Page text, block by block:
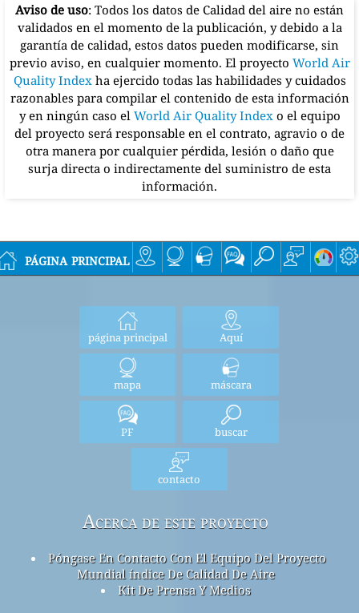
Aviso de uso: Todos los datos de Calidad del aire no están
validados en el momento de la publicación, y debido a la
garantía de calidad, estos datos pueden modificarse, sin
previo aviso, en cualquier momento. El proyecto World Air
Quality Index ha ejercido todas las habilidades y cuidados
razonables para compilar el contenido de esta información
y en ningún caso el World Air Quality Index o el equipo
del proyecto será responsable en el contrato, agravio o de
otra manera por cualquier pérdida, lesión o daño que
surja directa o indirectamente del suministro de esta
información.
página principal
página principal Aquí
mapa máscara
PF buscar
contacto
Acerca de este proyecto
Póngase En Contacto Con El Equipo Del Proyecto
Mundial índice De Calidad De Aire
Kit De Prensa Y Medios